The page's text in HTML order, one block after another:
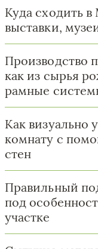
Куда сходить в
выставки,
Производство
как из сырья
рамные
Как визуально
комнату с
стен
Правильный
под
участке